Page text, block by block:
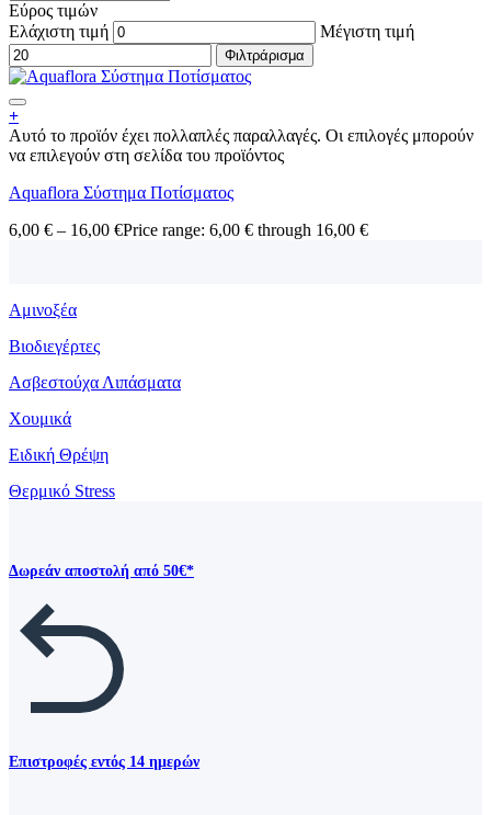
Εύρος τιμών
Ελάχιστη τιμή
Μέγιστη τιμή
Φιλτράρισμα
+
Αυτό το προϊόν έχει πολλαπλές παραλλαγές. Οι επιλογές μπορούν
να επιλεγούν στη σελίδα του προϊόντος
Aquaflora Σύστημα Ποτίσματος
6,00 € – 16,00 €Price range: 6,00 € through 16,00 €
Αμινοξέα
Βιοδιεγέρτες
Ασβεστούχα Λιπάσματα
Χουμικά
Ειδική Θρέψη
Θερμικό Stress
Δωρεάν αποστολή από 50€*
Επιστροφές εντός 14 ημερών